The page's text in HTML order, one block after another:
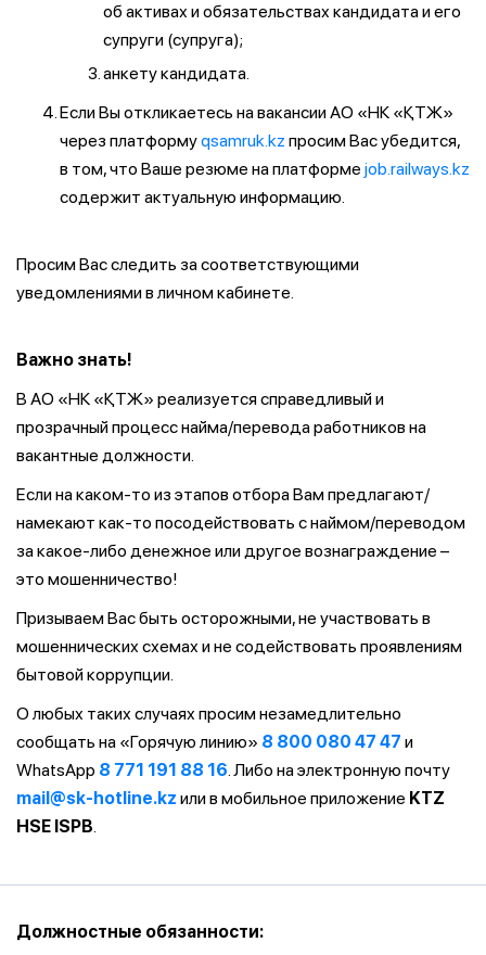
об активах и обязательствах кандидата и его
супруги (супруга);
анкету кандидата.
Если Вы откликаетесь на вакансии АО «НК «ҚТЖ»
через платформуqsamruk.kz просим Вас убедится,
в том, что Ваше резюме на платформе job.railways.kz
содержит актуальную информацию.
Просим Вас следить за соответствующими
уведомлениями в личном кабинете.
Важно знать!
В АО «НК «ҚТЖ» реализуется справедливый и
прозрачный процесс найма/перевода работников на
вакантные должности.
Если на каком-то из этапов отбора Вам предлагают/
намекают как-то посодействовать с наймом/переводом
за какое-либо денежное или другое вознаграждение –
это мошенничество!
Призываем Вас быть осторожными, не участвовать в
мошеннических схемах и не содействовать проявлениям
бытовой коррупции.
О любых таких случаях просим незамедлительно
сообщать на «Горячую линию» 8 800 080 47 47 и
WhatsApp 8 771 191 88 16. Либо на электронную почту
mail@sk-hotline.kz или в мобильное приложение KTZ
HSE ISPB.
Должностные обязанности: